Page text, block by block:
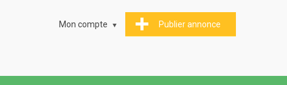
Publier annonce
Mon compte